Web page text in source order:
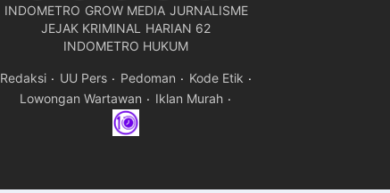
INDOMETRO GROW MEDIA JURNALISME
JEJAK KRIMINAL
HARIAN 62
INDOMETRO HUKUM
Redaksi UU Pers Pedoman
Kode Etik
Lowongan Wartawan
Iklan Murah